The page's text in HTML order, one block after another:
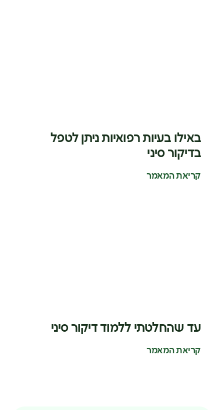
באילו בעיות רפואיות ניתן לטפל
בדיקור סיני
קריאת המאמר
עד שהחלטתי ללמוד דיקור סיני
קריאת המאמר